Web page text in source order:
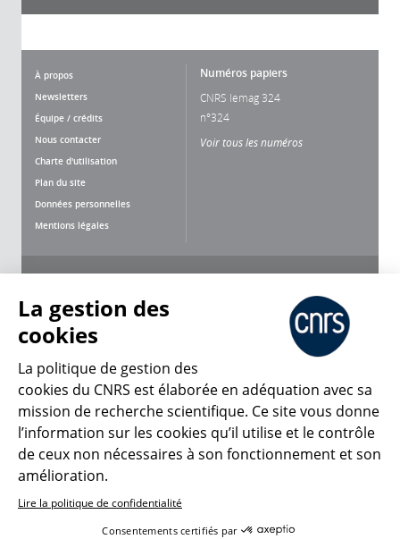
À propos
Newsletters
Équipe / crédits
Nous contacter
Charte d'utilisation
Plan du site
Données personnelles
Mentions légales
Numéros papiers
CNRS lemag 324
n°324
Voir tous les numéros
Nous suivre Partager
CNRS Le Mag
© 2026, CNRS
Créer un compte Se connecter
Gestion des cookies
La gestion des
cookies
La politique de gestion des
cookies du CNRS est élaborée en adéquation avec sa
mission de recherche scientifique. Ce site vous donne
l’information sur les cookies qu’il utilise et le contrôle
de ceux non nécessaires à son fonctionnement et son
amélioration.
Lire la politique de confidentialité
Consentements certifiés par